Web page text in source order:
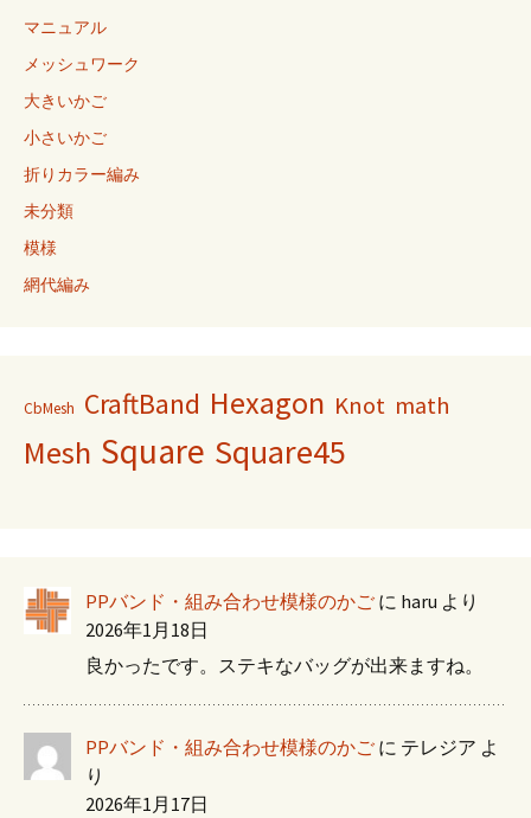
マニュアル
メッシュワーク
大きいかご
小さいかご
折りカラー編み
未分類
模様
網代編み
CbMesh CraftBand Hexagon Knot math
Mesh Square Square45
PPバンド・組み合わせ模様のかご に haru より
2026年1月18日
良かったです。ステキなバッグが出来ますね。
PPバンド・組み合わせ模様のかご に テレジア よ
り
2026年1月17日